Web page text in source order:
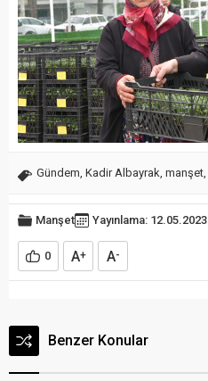
Gündem Kadir Albayrak manşet
Manşet Yayınlama: 12.05.2023
0 A+ A-
Benzer Konular